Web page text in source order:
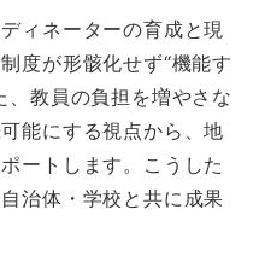
ィネーターの育成と現
度が形骸化せず“機能す
、教員の負担を増やさな
能にする視点から、地
ートします。こうした
治体・学校と共に成果